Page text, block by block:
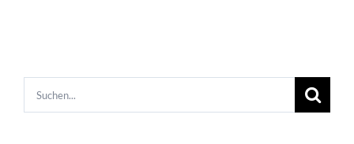
Suche
nach: